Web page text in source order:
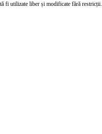
fi utilizate liber și modificate fără restricții.